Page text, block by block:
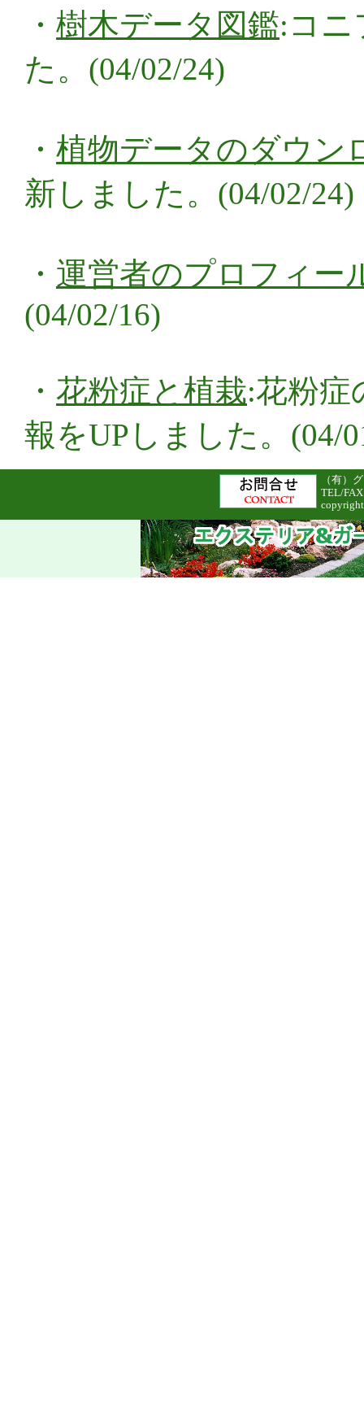
・ 樹木データ図鑑:コニ
た。(04/02/24)
・ 植物データのダウン
新しました。(04/02/24)
・ 運営者のプロフィー
(04/02/16)
・ 花粉症と植栽:花粉症
報をUPしました。(04/
（有）
TEL/
copyright